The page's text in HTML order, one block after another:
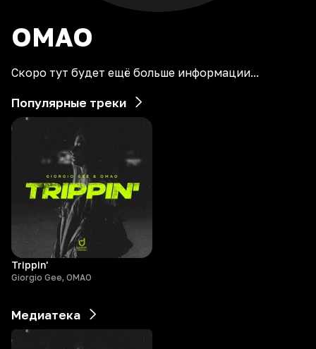
OMAO
Скоро тут будет ещё больше информации...
Популярные треки
Trippin'
Giorgio Gee, OMAO
Медиатека